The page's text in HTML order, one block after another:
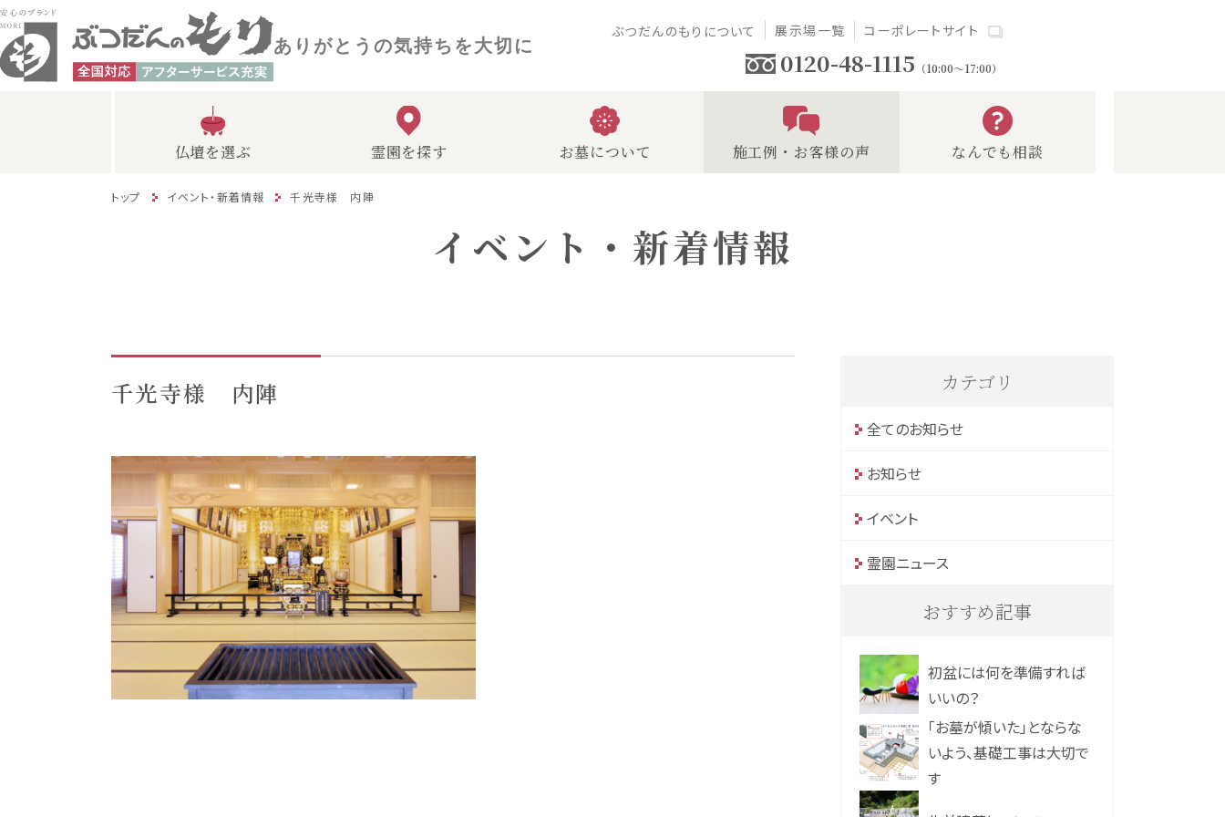
ありがとうの気持ちを大切に
ぶつだんのもりについて 展示場一覧 コーポレートサイト
0120-48-1115 （10:00～17:00）
仏壇を選ぶ 霊園を探す お墓について 施工例・お客様の声 なんでも相談
トップ イベント・新着情報 千光寺様 内陣
イベント・新着情報
千光寺様 内陣 カテゴリ
全てのお知らせ
お知らせ
イベント
霊園ニュース
おすすめ記事
初盆には何を準備すれば
いいの？
「お墓が傾いた」とならな
いよう、基礎工事は大切で
す